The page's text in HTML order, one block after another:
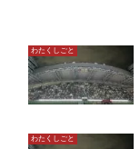
わたくしごと
わたくしごと